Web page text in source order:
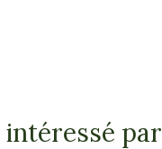
par